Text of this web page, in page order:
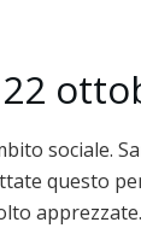
sociale.
questo
apprezzate.